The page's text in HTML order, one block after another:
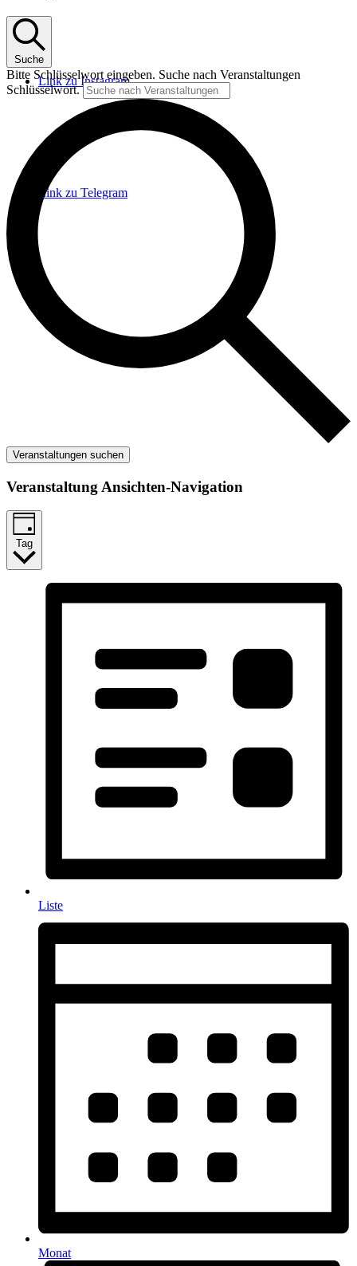
Link zu Instagram
Link zu Telegram
Juni
2025
Suche
Bitte Schlüsselwort eingeben. Suche nach Veranstaltungen
Schlüsselwort.
Veranstaltungen suchen
Veranstaltung Ansichten-Navigation
Tag
Liste
Monat